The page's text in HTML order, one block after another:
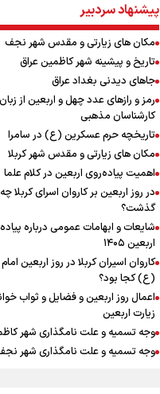
وقتی از وفاق صحبت می‌کنم، منظورم
هستند/ مسیر اصلاحات آغاز شده و
نخواهد شد
عماد احمدوند : نسخه نانویی برای حل
بحران منابع آبی کشور
رهبر شهید انقلاب: ادّعاهای دروغین
آمریکایی‌ها باید افشا شود
استاندار
در مرزهای شلمچه و چذابه ثبت شد /
هزار موکب در خوزستان و
نجف تا کربلا
یحیی سریع: در عملیاتی گسترده
نظامی وابسته به عربستان را هدف قرار
جابجایی مرکز ثقل اقتصاد جهان
فرصت طلایی برای اقتصاد ایران
امیررضا غلامی، ملی پوش تکواندو :
روی مسابقات پاکستان است نه بازی
آسیایی
کانادا دو مظنون تیراندازی در نزدیکی
کنسولگری آمریکا را بازداشت کرد
رادین زینالی، ملی پوش تکواندو : قدم
پیشنهاد سردبیر
مکان های زیارتی و مقدس شهر نجف
تاریخ و پیشینه شهر کاظمین عراق
جاهای دیدنی بغداد عراق
رمز و رازهای عدد چهل و اربعین از زبان
کارشناسان مذهبی
تاریخچه حرم عسکرین (ع) در سامرا
مکان های زیارتی و مقدس شهر کربلا
اهمیت پیاده‌روی اربعین در کلام علما
در روز اربعین بر کاروان اسرای کربلا چه
گذشت؟
شایعات و ابهامات عمومی درباره
اربعین ۱۴۰۵
کاروان اسیران کربلا در روز اربعین
(ع) کجا بود؟
اعمال روز اربعین و فضایل و ثواب
زیارت اربعین
وجه تسمیه و علت نامگذاری شهر
وجه تسمیه و علت نامگذاری شهر